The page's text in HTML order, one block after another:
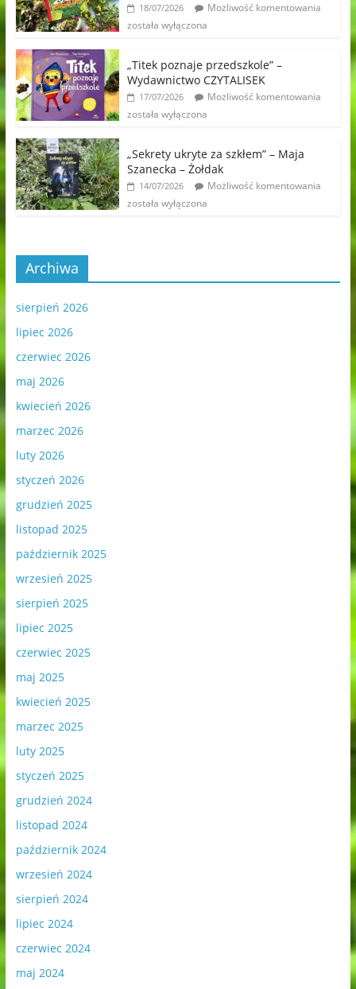
18/07/2026
Możliwość komentowania
została wyłączona
„Titek poznaje przedszkole” –
Wydawnictwo CZYTALISEK
17/07/2026
Możliwość komentowania
została wyłączona
„Sekrety ukryte za szkłem” – Maja
Szanecka – Żołdak
14/07/2026
Możliwość komentowania
została wyłączona
Archiwa
sierpień 2026
lipiec 2026
czerwiec 2026
maj 2026
kwiecień 2026
marzec 2026
luty 2026
styczeń 2026
grudzień 2025
listopad 2025
październik 2025
wrzesień 2025
sierpień 2025
lipiec 2025
czerwiec 2025
maj 2025
kwiecień 2025
marzec 2025
luty 2025
styczeń 2025
grudzień 2024
listopad 2024
październik 2024
wrzesień 2024
sierpień 2024
lipiec 2024
czerwiec 2024
maj 2024